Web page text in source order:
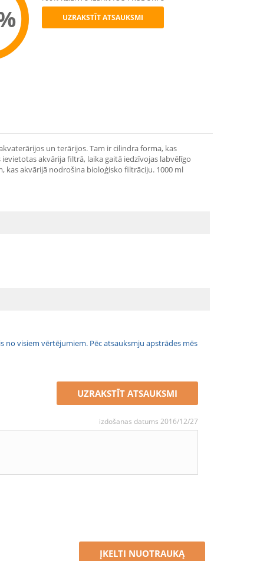
UZRAKSTĪT ATSAUKSMI
un terārijos. Tam ir cilindra forma, kas
akvārija filtrā, laika gaitā iedzīvojas labvēlīgo
kas akvārijā nodrošina bioloģisko filtrāciju. 1000 ml
no visiem vērtējumiem. Pēc atsauksmju apstrādes mēs
UZRAKSTĪT ATSAUKSMI
izdošanas datums 2016/12/27
ĮKELTI NUOTRAUKĄ